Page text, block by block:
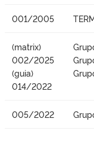
001/2005
(matrix)
002/2025
(guia)
014/2022
005/2022